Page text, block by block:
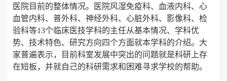
医院目前的整体情况。医院风湿免疫科、血液内科、心
血管内科、普外科、神经外科、心脏外科、影像科、检
验科等13个临床医技学科的主任从基本情况、学科优
势、技术特色、研究方向四个方面就本学科的介绍。大
家普遍表示，目前科室发展中突出的问题就是科研上存
在短板，并就自己的科研需求和困难寻求学校的帮助。